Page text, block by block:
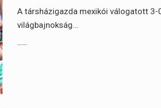
A társházigazda mexikói válogatott
világbajnokság…